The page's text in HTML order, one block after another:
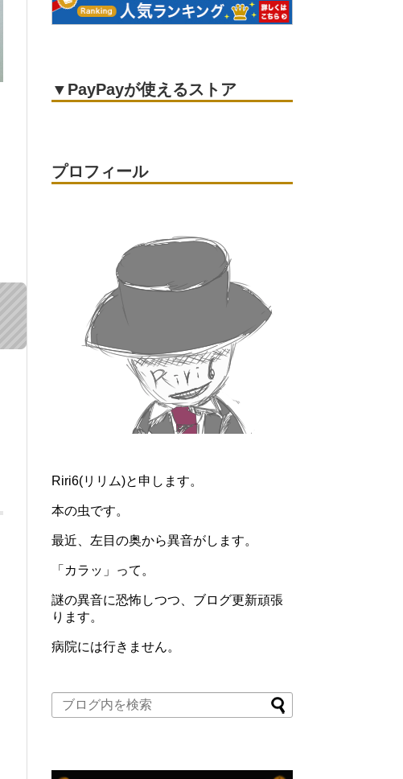
▼PayPayが使えるストア
プロフィール
Riri6(リリム)と申します。
本の虫です。
最近、左目の奥から異音がします。
「カラッ」って。
謎の異音に恐怖しつつ、ブログ更新頑張
ります。
病院には行きません。